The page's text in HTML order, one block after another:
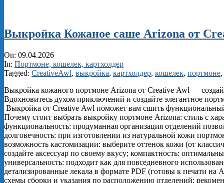
Выкройка Кожаное саше Arizona от
2026-
04-
09
On: 09.04.2026
In: Портмоне, кошелек, картхолдер
Tagged: CreativeAwl, выкройка, картхолдер, кошелек, портмоне,
Выкройка кожаного портмоне Arizona от Creative Awl —
Вдохновитесь духом приключений и создайте элегантное
Выкройка от Creative Awl поможет вам сшить
Почему стоит выбрать выкройку портмоне Arizona: стиль с
функциональность: продуманная организация отделений
долговечность: при изготовлении из натуральной кожи
возможность кастомизации: выберите оттенок кожи (от
создайте аксессуар по своему вкусу; компактность:
универсальность: подходит как для повседневного
детализированные лекала в формате PDF (готовы к печати
схемы сборки и указания по расположению отделений;